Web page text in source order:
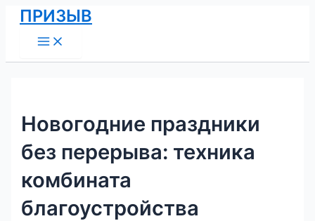
Перейти
содержимому
ПРИЗЫВ
Menu
Новогодние праздники
без перерыва: техника
комбината
благоустройства
Навигация
по
записям